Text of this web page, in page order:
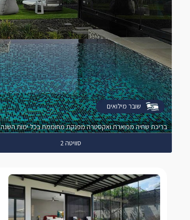
בריכת שחיה מפוארת ואקסטרה מפנקת מחוממת בכל ימות השנה
סוויטה 2
שובר מילואים